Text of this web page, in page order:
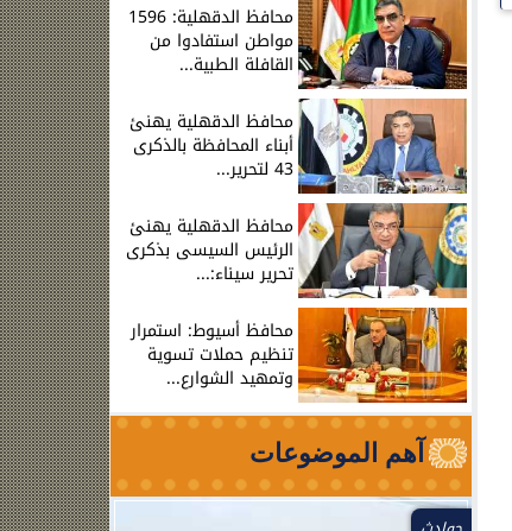
محافظ الدقهلية: 1596
مواطن استفادوا من
القافلة الطبية...
محافظ الدقهلية يهنئ
أبناء المحافظة بالذكرى
43 لتحرير...
محافظ الدقهلية يهنئ
الرئيس السيسى بذكرى
تحرير سيناء:...
محافظ أسيوط: استمرار
تنظيم حملات تسوية
وتمهيد الشوارع...
آهم الموضوعات